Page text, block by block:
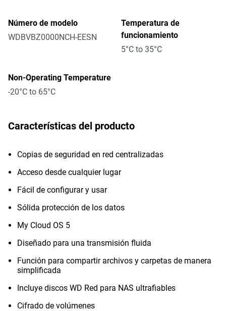
Número de modelo
WDBVBZ0000NCH-EESN
Temperatura de
funcionamiento
5°C to 35°C
Non-Operating Temperature
-20°C to 65°C
Características del producto
Copias de seguridad en red centralizadas
Acceso desde cualquier lugar
Fácil de configurar y usar
Sólida protección de los datos
My Cloud OS 5
Diseñado para una transmisión fluida
Función para compartir archivos y carpetas de manera
simplificada
Incluye discos WD Red para NAS ultrafiables
Cifrado de volúmenes